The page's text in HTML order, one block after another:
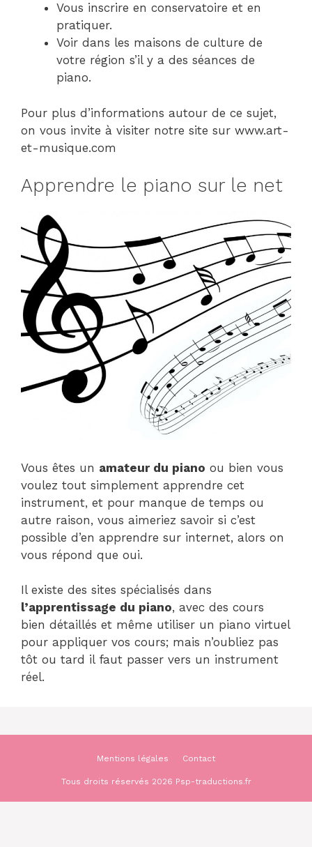
Vous inscrire en conservatoire et en
pratiquer.
Voir dans les maisons de culture de
votre région s’il y a des séances de
piano.
Pour plus d’informations autour de ce sujet,
on vous invite à visiter notre site sur www.art-
et-musique.com
Apprendre le piano sur le net
Vous êtes un amateur du piano ou bien vous
voulez tout simplement apprendre cet
instrument, et pour manque de temps ou
autre raison, vous aimeriez savoir si c’est
possible d’en apprendre sur internet, alors on
vous répond que oui.
Il existe des sites spécialisés dans
l’apprentissage du piano, avec des cours
bien détaillés et même utiliser un piano virtuel
pour appliquer vos cours; mais n’oubliez pas
tôt ou tard il faut passer vers un instrument
réel.
Mentions légales Contact
Tous droits réservés 2026 Psp-traductions.fr